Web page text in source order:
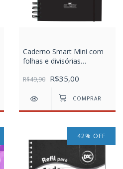
Caderno Smart Mini com
folhas e divisórias
BLACK
R$49,90 R$35,00
42% OFF